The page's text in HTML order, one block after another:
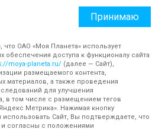
файлами
Обработка персональных данных
Принимаю
ОАО «Моя Планета» использует
обеспечения доступа к функционалу сайта
moya-planeta.ru/ (далее — Сайт),
размещаемого контента,
материалов, а также проведения
для улучшения
в том числе с размещением тегов
Метрика». Нажимая кнопку
Сайт, Вы подтверждаете, что
согласны с положениями